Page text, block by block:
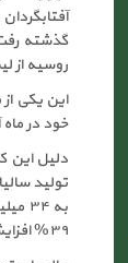
گذشته
روسیه از
این یکی
خود در
دلیل این
۳۹% افزایش داشت .